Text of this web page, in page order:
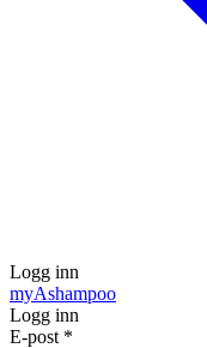
Logg inn
myAshampoo
Logg inn
E-post *